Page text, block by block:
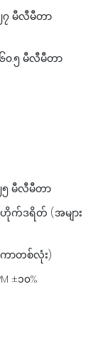
၇ မီလီမီတာ
၆၀.၅ မီလီမီတာ
၅ မီလီမီတာ
က်ဒရိတ် (အများ
ကာတစ်လုံး)
±၁၀%